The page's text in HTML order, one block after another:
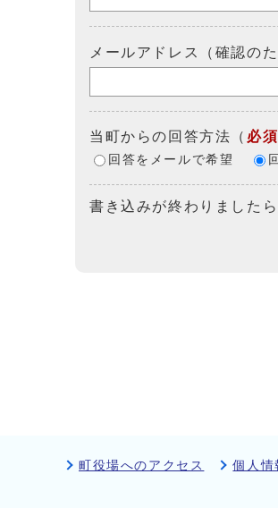
メールアドレス（確認の
当町からの回答方法 （ 必須
回答をメールで希望
書き込みが終わりました
町役場へのアクセス
個人情